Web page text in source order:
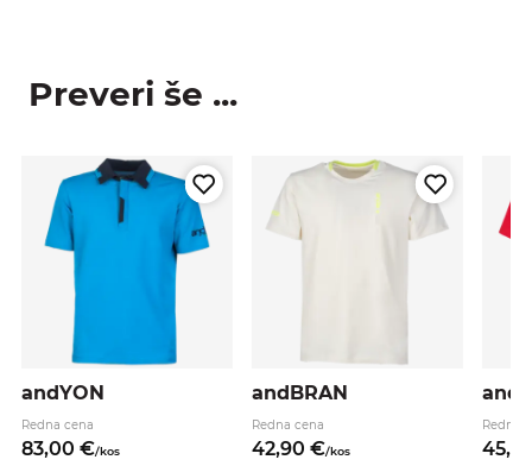
Preveri še ...
andYON
Redna cena
83,00 €/kos
andBRAN
Redna cena
42,90 €/kos
Redna
45,